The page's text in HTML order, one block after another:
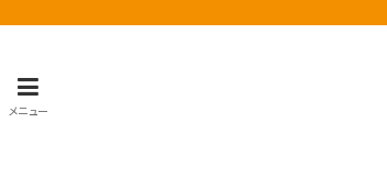
メニュー